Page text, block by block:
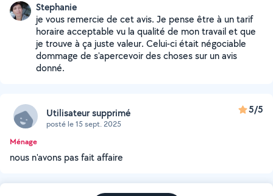
Stephanie
je vous remercie de cet avis. Je pense être à un tarif
horaire acceptable vu la qualité de mon travail et que
je trouve à ça juste valeur. Celui-ci était négociable
dommage de s'apercevoir des choses sur un avis
donné.
Utilisateur supprimé
posté le 15 sept. 2025
5/5
Ménage
nous n'avons pas fait affaire